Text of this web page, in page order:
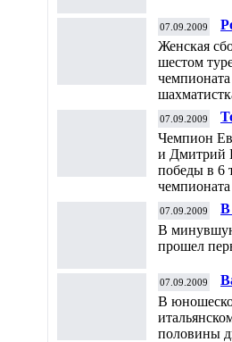
07.09.2009
Женская
шестом
07.09.2009
Чемпион
и Дмитрий
победы в 6
07.09.2009
В
В
прошел
07.09.2009
В
половины